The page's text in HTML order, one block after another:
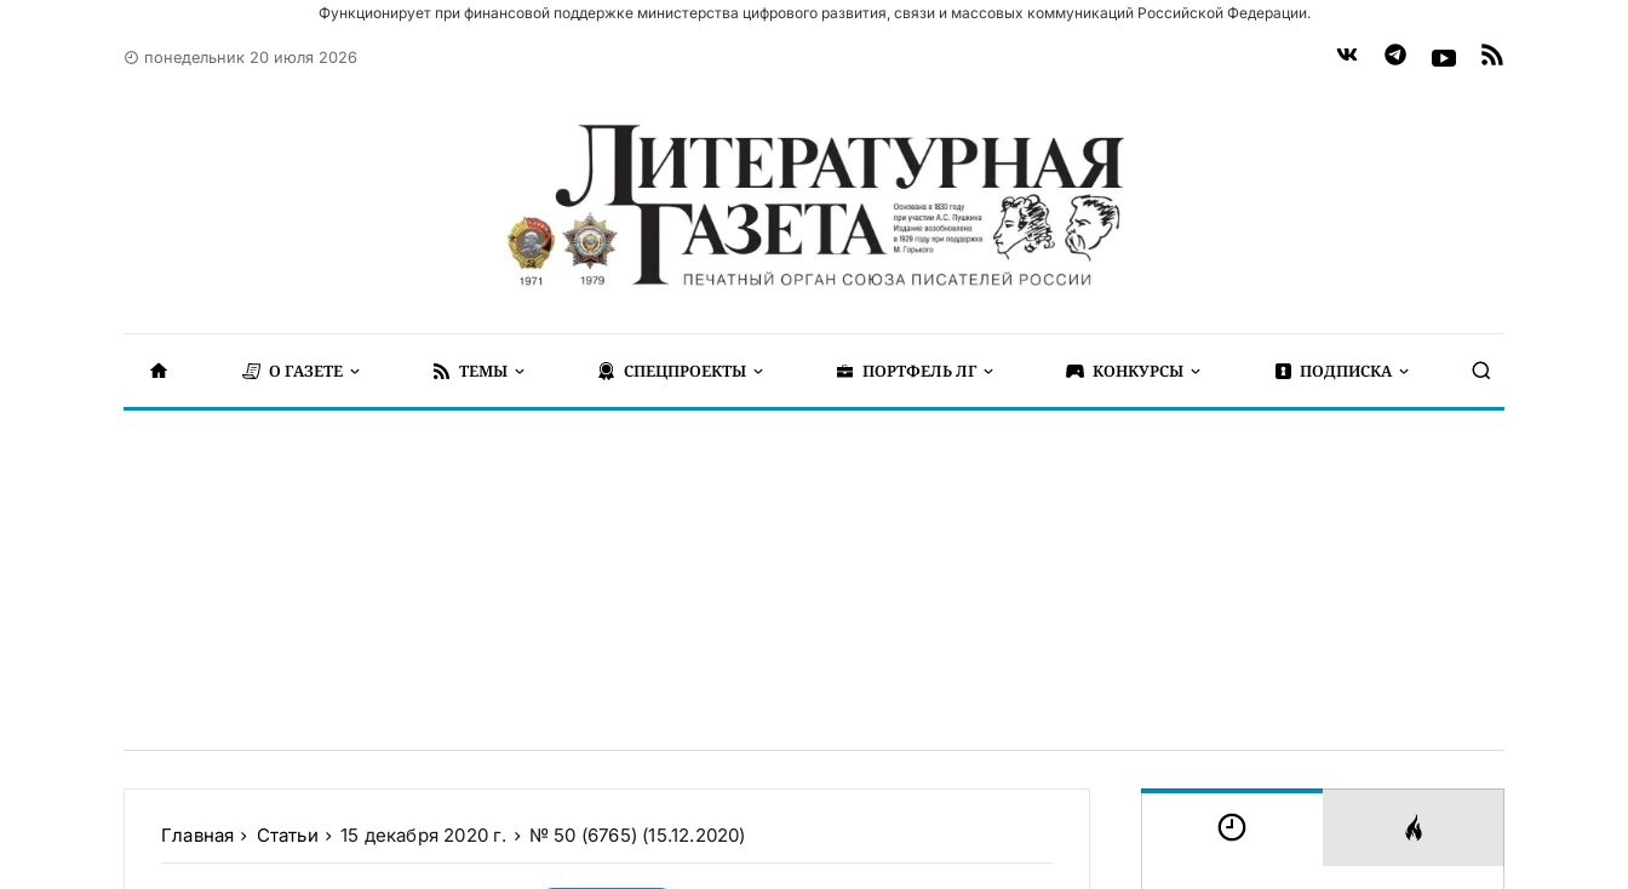
Функционирует при финансовой поддержке министерства цифрового развития, связи и массовых коммуникаций Российской Федерации.
понедельник 20 июля 2026
О ГАЗЕТЕ ТЕМЫ СПЕЦПРОЕКТЫ ПОРТФЕЛЬ ЛГ КОНКУРСЫ ПОДПИСКА
Главная Статьи 15 декабря 2020 г. № 50 (6765) (15.12.2020)